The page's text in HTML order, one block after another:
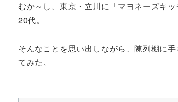
むか～し、東京・立川に「マヨネーズキ
20代。
そんなことを思い出しながら、陳列棚に
てみた。